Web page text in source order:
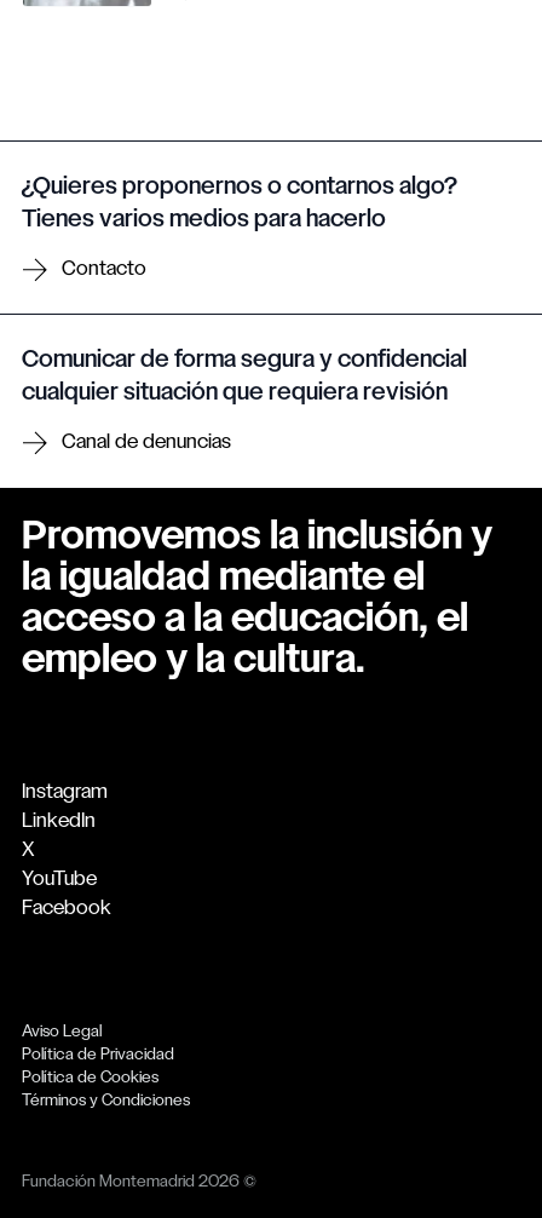
¿Quieres proponernos o contarnos algo?
Tienes varios medios para hacerlo
Contacto
Comunicar de forma segura y confidencial
cualquier situación que requiera revisión
Canal de denuncias
Promovemos la inclusión y
la igualdad mediante el
acceso a la educación, el
empleo y la cultura.
Instagram
LinkedIn
X
YouTube
Facebook
Aviso Legal
Política de Privacidad
Política de Cookies
Términos y Condiciones
Fundación Montemadrid 2026 ©